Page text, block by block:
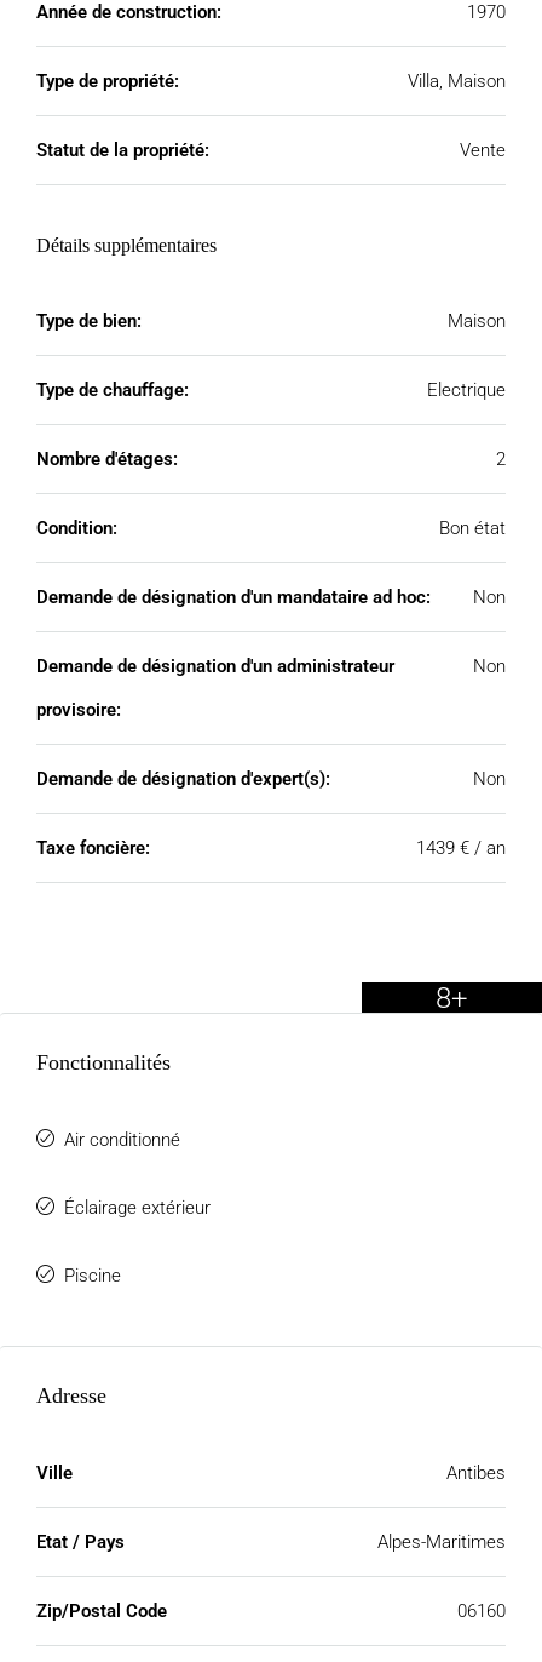
Année de construction: 1970
Type de propriété: Villa, Maison
Statut de la propriété: Vente
Détails supplémentaires
Type de bien: Maison
Type de chauffage: Electrique
Nombre d'étages: 2
Condition: Bon état
Demande de désignation d'un mandataire ad hoc: Non
Demande de désignation d'un administrateur
provisoire:
Non
Demande de désignation d'expert(s): Non
Taxe foncière: 1439 € / an
8+
Fonctionnalités
Air conditionné
Éclairage extérieur
Piscine
Adresse
Ville Antibes
Etat / Pays Alpes-Maritimes
Zip/Postal Code 06160